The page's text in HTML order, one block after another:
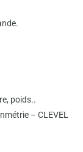
poids..
– CLEVEL